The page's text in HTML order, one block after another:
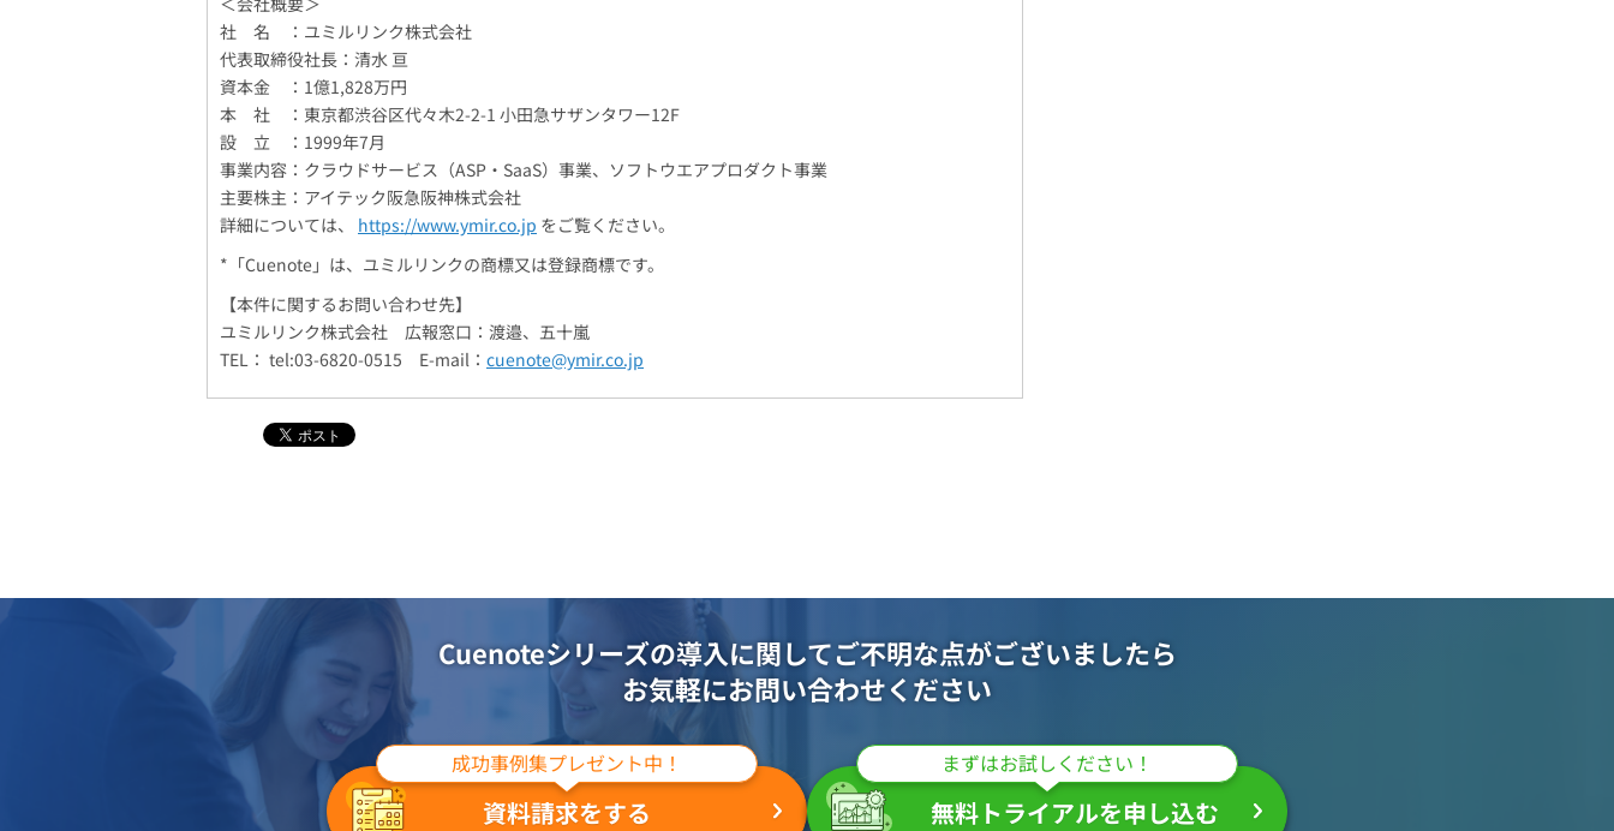
社 名 ：ユミルリンク株式会社
代表取締役社長：清水 亘
資本金 ：1億1,828万円
本 社 ：東京都渋谷区代々木2-2-1 小田急サザンタワー12F
設 立 ：1999年7月
事業内容：クラウドサービス（ASP・SaaS）事業、ソフトウエアプロダクト事業
主要株主：アイテック阪急阪神株式会社
詳細については、 https://www.ymir.co.jp をご覧ください。
*「Cuenote」は、ユミルリンクの商標又は登録商標です。
【本件に関するお問い合わせ先】
ユミルリンク株式会社 広報窓口：渡邉、五十嵐
TEL： tel:03-6820-0515 E-mail： cuenote@ymir.co.jp
Cuenoteシリーズの導入に関してご不明な点がございましたら
お気軽にお問い合わせください
成功事例集プレゼント中！
資料請求をする
まずはお試しください！
無料トライアルを申し込む